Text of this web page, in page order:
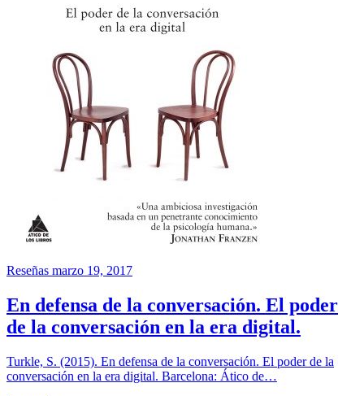
Reseñas marzo 19, 2017
En defensa de la conversación. El poder
de la conversación en la era digital.
Turkle, S. (2015). En defensa de la conversación. El poder de la
conversación en la era digital. Barcelona: Ático de…